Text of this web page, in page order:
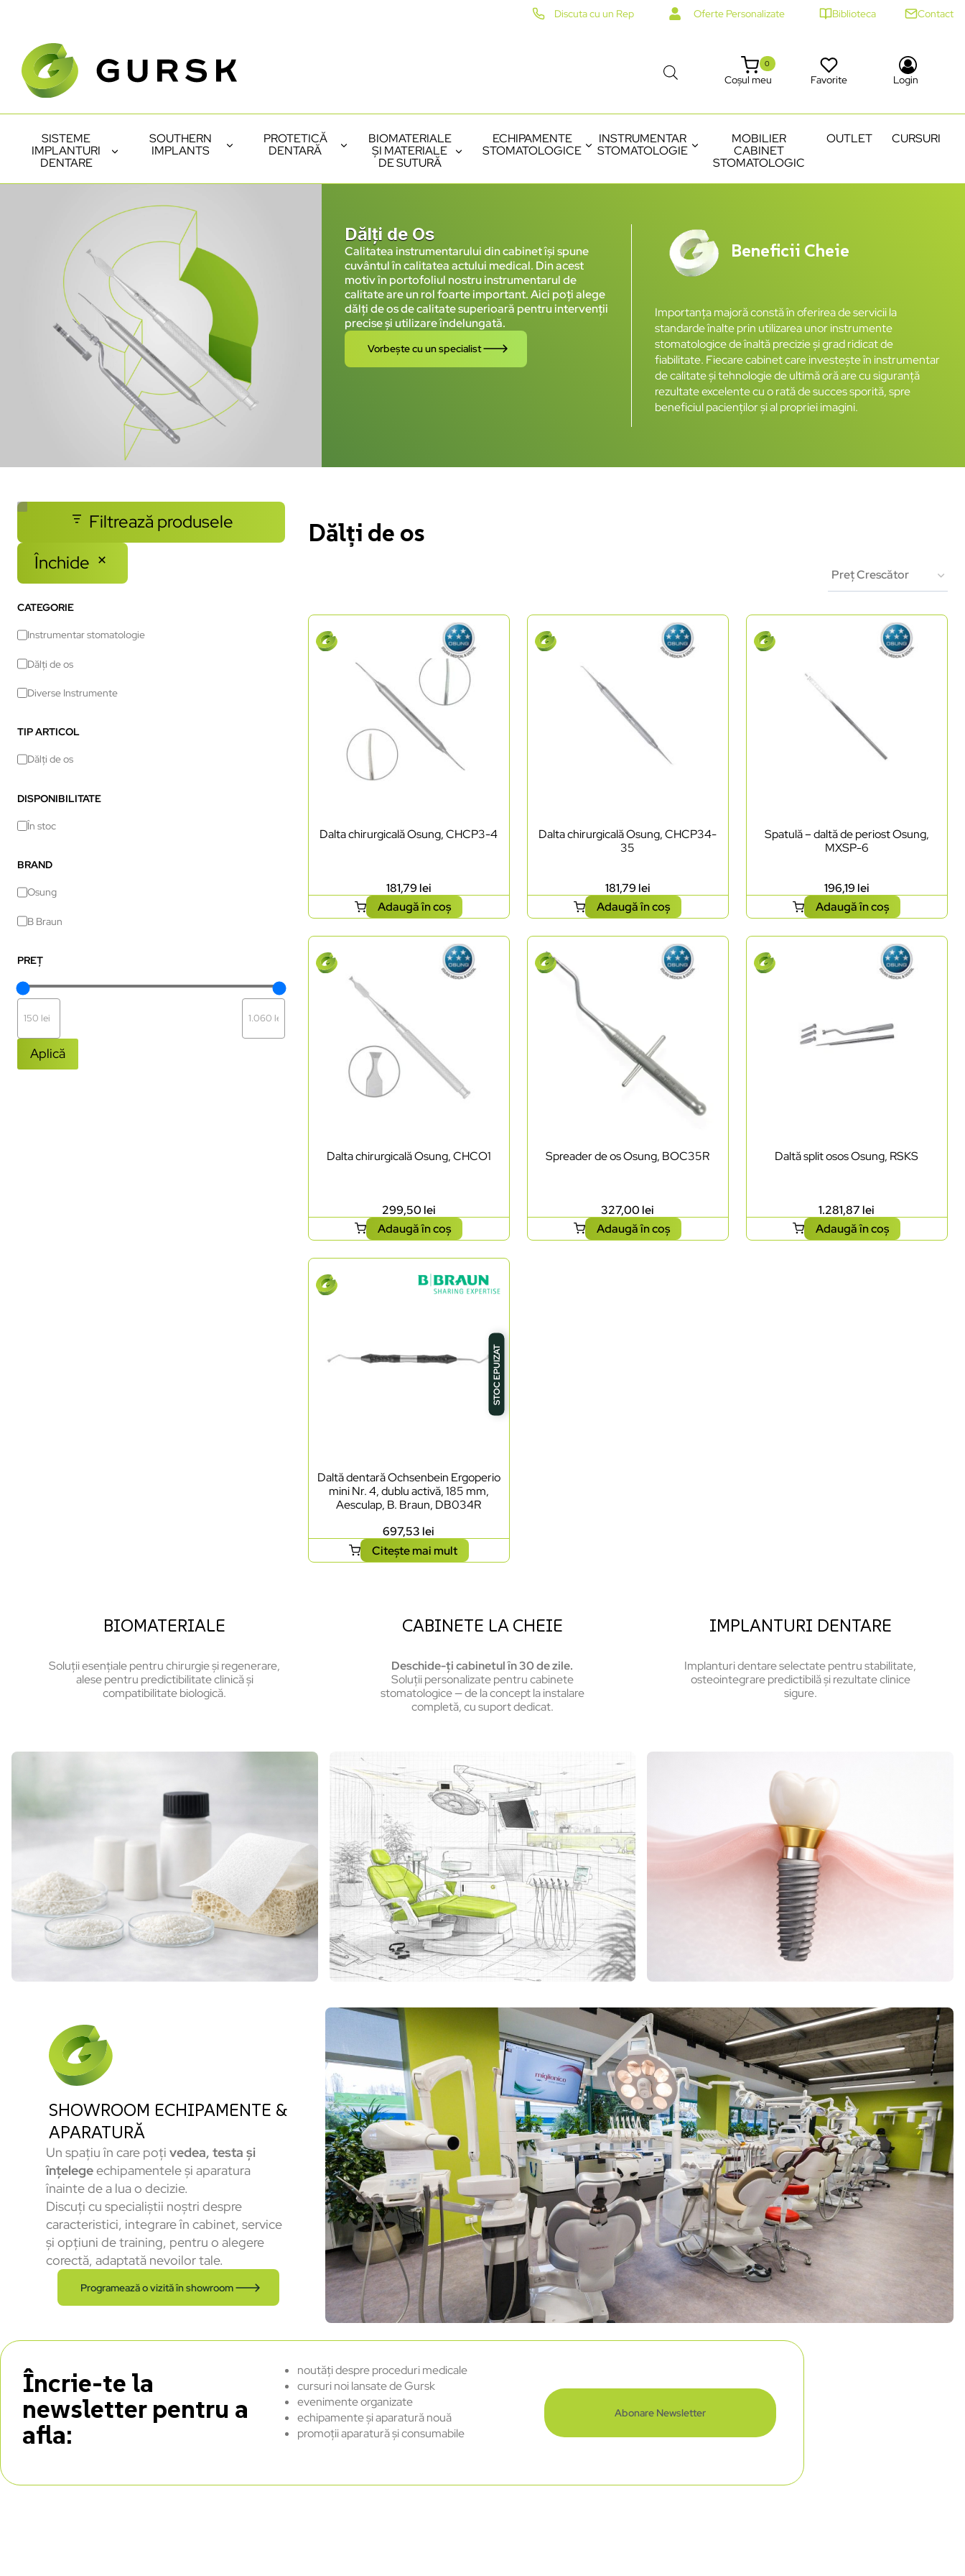
Discuta cu un Rep Oferte Personalizate Biblioteca Contact
Coșul meu
0
Favorite Login
SISTEME
IMPLANTURI
DENTARE
SOUTHERN
IMPLANTS
PROTETICĂ
DENTARĂ
BIOMATERIALE
ȘI MATERIALE
DE SUTURĂ
ECHIPAMENTE
STOMATOLOGICE
INSTRUMENTAR
STOMATOLOGIE
MOBILIER
CABINET
STOMATOLOGIC
OUTLET CURSURI
Dălți de Os
Calitatea instrumentarului din cabinet își spune
cuvântul în calitatea actului medical. Din acest
motiv în portofoliul nostru instrumentarul de
calitate are un rol foarte important. Aici poți alege
dălți de os de calitate superioară pentru intervenții
precise și utilizare îndelungată.
Vorbește cu un specialist
Beneficii Cheie
Importanța majoră constă în oferirea de servicii la
standarde înalte prin utilizarea unor instrumente
stomatologice de înaltă precizie și grad ridicat de
fiabilitate. Fiecare cabinet care investește în instrumentar
de calitate și tehnologie de ultimă oră are cu siguranță
rezultate excelente cu o rată de succes sporită, spre
beneficiul pacienților și al propriei imagini.
Filtrează produsele
Închide
CATEGORIE
Instrumentar stomatologie
Dălți de os
Diverse Instrumente
TIP ARTICOL
Dălți de os
DISPONIBILITATE
În stoc
BRAND
Osung
B Braun
PREȚ
Aplică
Dălți de os
Dalta chirurgicală Osung, CHCP3-4
181,79lei
Adaugă în coș
Dalta chirurgicală Osung, CHCP34-
35
181,79lei
Adaugă în coș
Spatulă – daltă de periost Osung,
MXSP-6
196,19lei
Adaugă în coș
Dalta chirurgicală Osung, CHCO1
299,50 lei
Adaugă în coș
Spreader de os Osung, BOC35R
327,00 lei
Adaugă în coș
Daltă split osos Osung, RSKS
1.281,87 lei
Adaugă în coș
STOC EPUIZAT
Daltă dentară Ochsenbein Ergoperio
mini Nr. 4, dublu activă, 185 mm,
Aesculap, B. Braun, DB034R
697,53 lei
Citește mai mult
BIOMATERIALE
Soluții esențiale pentru chirurgie și regenerare,
alese pentru predictibilitate clinică și
compatibilitate biologică.
CABINETE LA CHEIE
Deschide-ți cabinetul în 30 de zile.
Soluții personalizate pentru cabinete
stomatologice — de la concept la instalare
completă, cu suport dedicat.
IMPLANTURI DENTARE
Implanturi dentare selectate pentru stabilitate,
osteointegrare predictibilă și rezultate clinice
sigure.
SHOWROOM ECHIPAMENTE &
APARATURĂ
Un spațiu în care poți vedea, testa și
înțelegeechipamentele și aparatura
înainte de a lua o decizie.
Discuți cu specialiștii noștri despre
caracteristici, integrare în cabinet, service
și opțiuni de training, pentru o alegere
corectă, adaptată nevoilor tale.
Programează o vizită în showroom
Încrie-te la
newsletter pentru a
afla:
noutăți despre proceduri medicale
cursuri noi lansate de Gursk
evenimente organizate
echipamente și aparatură nouă
promoții aparatură și consumabile
Abonare Newsletter